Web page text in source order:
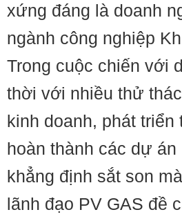
xứng đáng là doanh
ngành công nghiệp
Trong cuộc chiến với
thời với nhiều thử
kinh doanh, phát
hoàn thành các dự
khẳng định sắt son
lãnh đạo PV GAS đề